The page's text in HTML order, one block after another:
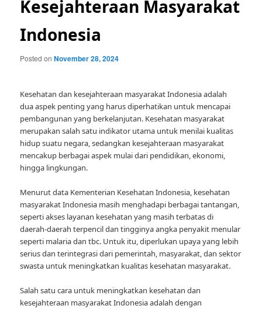
Kesejahteraan Masyarakat
Indonesia
Posted onNovember 28, 2024
Kesehatan dan kesejahteraan masyarakat Indonesia adalah
dua aspek penting yang harus diperhatikan untuk mencapai
pembangunan yang berkelanjutan. Kesehatan masyarakat
merupakan salah satu indikator utama untuk menilai kualitas
hidup suatu negara, sedangkan kesejahteraan masyarakat
mencakup berbagai aspek mulai dari pendidikan, ekonomi,
hingga lingkungan.
Menurut data Kementerian Kesehatan Indonesia, kesehatan
masyarakat Indonesia masih menghadapi berbagai tantangan,
seperti akses layanan kesehatan yang masih terbatas di
daerah-daerah terpencil dan tingginya angka penyakit menular
seperti malaria dan tbc. Untuk itu, diperlukan upaya yang lebih
serius dan terintegrasi dari pemerintah, masyarakat, dan sektor
swasta untuk meningkatkan kualitas kesehatan masyarakat.
Salah satu cara untuk meningkatkan kesehatan dan
kesejahteraan masyarakat Indonesia adalah dengan